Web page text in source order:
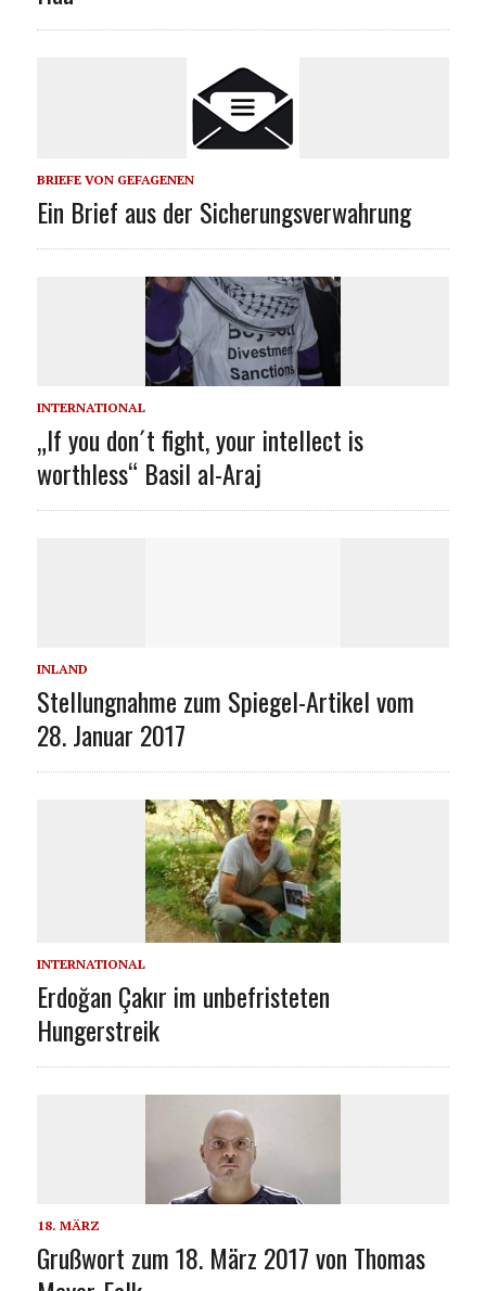
BRIEFE VON GEFAGENEN
Ein Brief aus der Sicherungsverwahrung
INTERNATIONAL
„If you don´t fight, your intellect is
worthless“ Basil al-Araj
INLAND
Stellungnahme zum Spiegel-Artikel vom
28. Januar 2017
INTERNATIONAL
Erdoğan Çakır im unbefristeten
Hungerstreik
18. MÄRZ
Grußwort zum 18. März 2017 von Thomas